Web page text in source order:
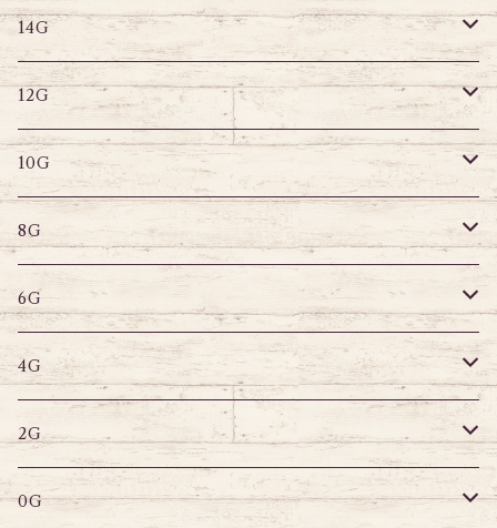
14G
12G
10G
8G
6G
ストレートバーベル
デザインバーベル
ラブレット
バナナバーベル
鼻ピアス
キャプティブリング
ストレートバーベル
デザインバーベル
ラブレット
バナナバーベル
へそピアス
サーキュラー
スパイラル
変形ピアス
14G
キャプティブリング
ストレートバーベル
デザインバーベル
ラブレット
バナナバーベル
へそピアス
サーキュラー
スパイラル
12G
キャプティブリング
ストレートバーベル
ラブレット
バナナバーベル
セグメントリング
サーキュラーバーベル
10G
キャプティブリング
ストレートバーベル
ラブレット
バナナバーベル
セグメントリング
8G
キャプティブリング
ストレートバーベル
ラブレット
セグメントリング
6G
キャプティブリング
ストレートバーベル
トンネル
4G
キャプティブリング
ストレートバーベル
2G
トンネル
0G